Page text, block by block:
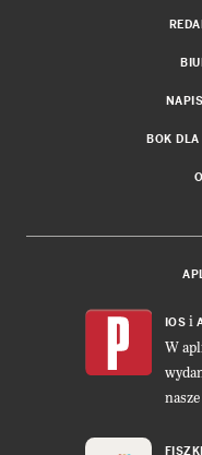
BOK DLA
IOS i
W